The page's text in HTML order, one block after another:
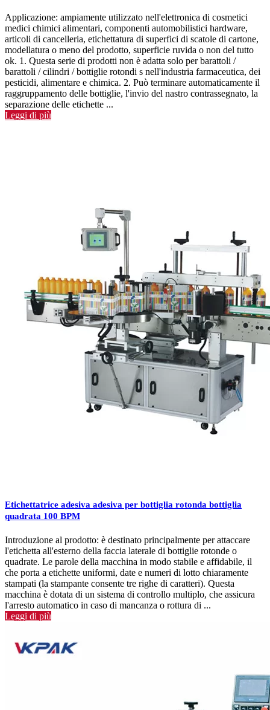
Applicazione: ampiamente utilizzato nell'elettronica di cosmetici
medici chimici alimentari, componenti automobilistici hardware,
articoli di cancelleria, etichettatura di superfici di scatole di cartone,
modellatura o meno del prodotto, superficie ruvida o non del tutto
ok. 1. Questa serie di prodotti non è adatta solo per barattoli /
barattoli / cilindri / bottiglie rotondi s nell'industria farmaceutica, dei
pesticidi, alimentare e chimica. 2. Può terminare automaticamente il
raggruppamento delle bottiglie, l'invio del nastro contrassegnato, la
separazione delle etichette ...
Leggi di più
Etichettatrice adesiva adesiva per bottiglia rotonda bottiglia
quadrata 100 BPM
Introduzione al prodotto: è destinato principalmente per attaccare
l'etichetta all'esterno della faccia laterale di bottiglie rotonde o
quadrate. Le parole della macchina in modo stabile e affidabile, il
che porta a etichette uniformi, date e numeri di lotto chiaramente
stampati (la stampante consente tre righe di caratteri). Questa
macchina è dotata di un sistema di controllo multiplo, che assicura
l'arresto automatico in caso di mancanza o rottura di ...
Leggi di più